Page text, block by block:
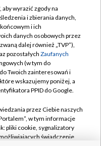
TVP
wyrazić zgody na
i zbierania danych,
i ich
danych osobowych przez
dalej również „TVP”),
pozostałych Zaufanych
(w tym do
Twoich zainteresowań i
wskazujemy poniżej, a
PPID do Google.
przez Ciebie naszych
w tym informacje
pliki cookie, sygnalizatory
świadczenie